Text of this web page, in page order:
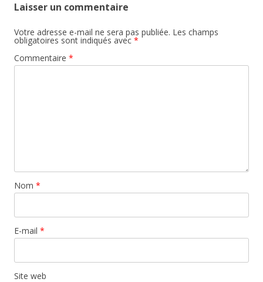
Laisser un commentaire
Votre adresse e-mail ne sera pas publiée. Les champs
obligatoires sont indiqués avec *
Commentaire *
Nom *
E-mail *
Site web